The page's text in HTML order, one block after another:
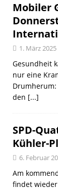
Mobiler
1. März 2025
Gesundheit
nur eine
den [...]
SPD-
Kühler-
6. Februar
Am
findet